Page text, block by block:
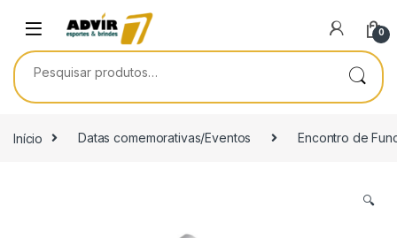
0
Pesquisar por:
Início Datas comemorativas/Eventos Encontro de
🔍